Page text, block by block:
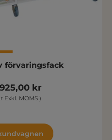
förvaringsfack
kr
Exkl. MOMS )